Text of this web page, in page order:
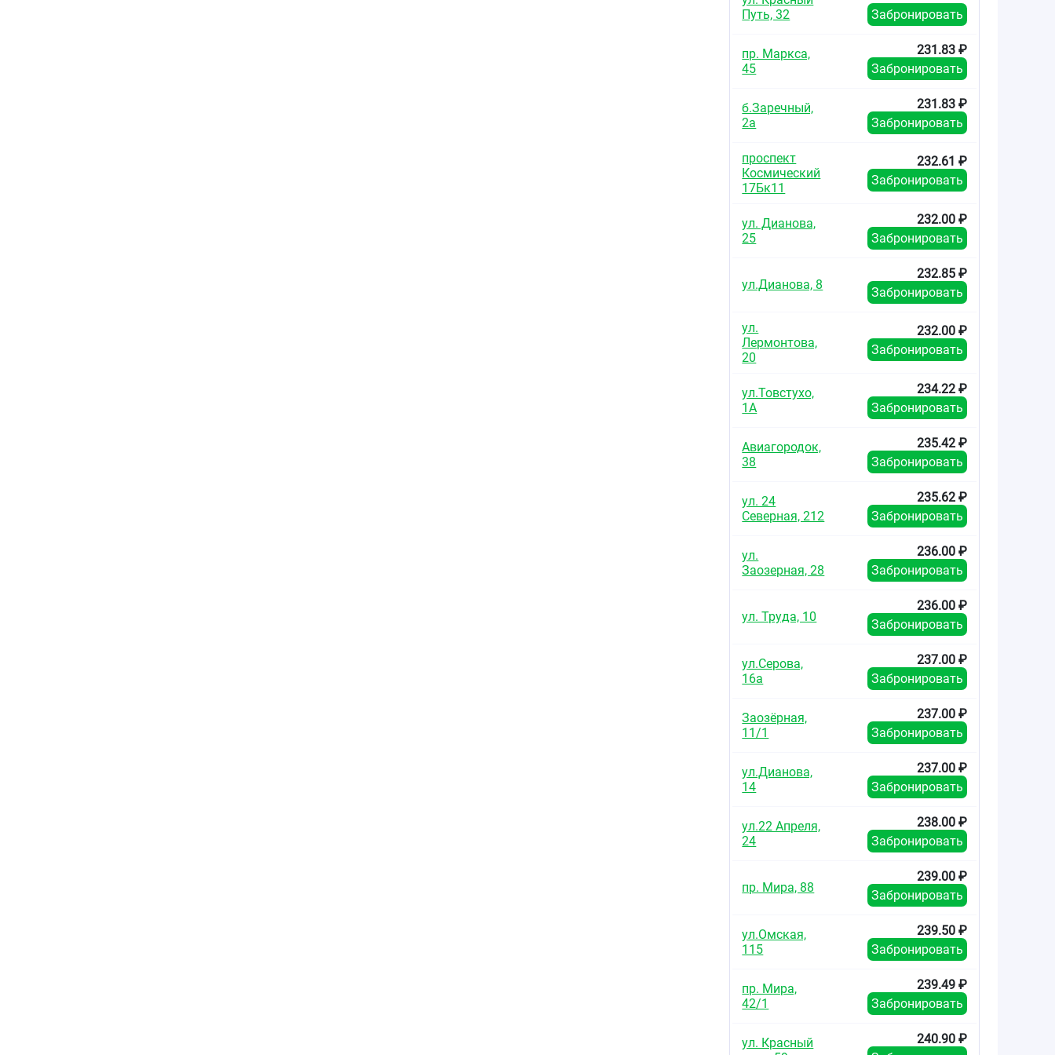
Путь, 32
Забронировать
пр. Маркса,
45
231.83 ₽
Забронировать
б.Заречный,
2а
231.83 ₽
Забронировать
проспект
Космический
17Бк11
232.61 ₽
Забронировать
ул. Дианова,
25
232.00 ₽
Забронировать
ул.Дианова, 8
232.85 ₽
Забронировать
ул.
Лермонтова,
20
232.00 ₽
Забронировать
ул.Товстухо,
1А
234.22 ₽
Забронировать
Авиагородок,
38
235.42 ₽
Забронировать
ул. 24
Северная, 212
235.62 ₽
Забронировать
ул.
Заозерная, 28
236.00 ₽
Забронировать
ул. Труда, 10
236.00 ₽
Забронировать
ул.Серова,
16а
237.00 ₽
Забронировать
Заозёрная,
11/1
237.00 ₽
Забронировать
ул.Дианова,
14
237.00 ₽
Забронировать
ул.22 Апреля,
24
238.00 ₽
Забронировать
пр. Мира, 88
239.00 ₽
Забронировать
ул.Омская,
115
239.50 ₽
Забронировать
пр. Мира,
42/1
239.49 ₽
Забронировать
ул. Красный
240.90 ₽